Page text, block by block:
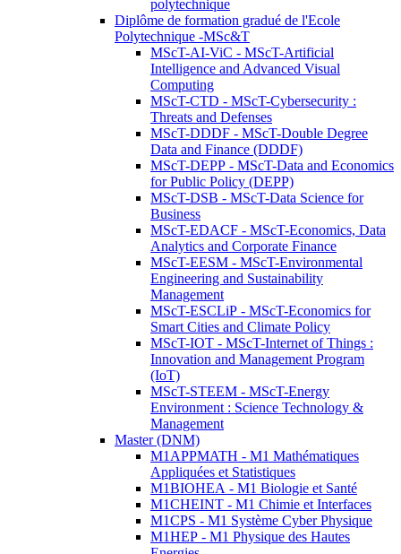
polytechnique
Diplôme de formation gradué de l'Ecole
Polytechnique -MSc&T
MScT-AI-ViC - MScT-Artificial
Intelligence and Advanced Visual
Computing
MScT-CTD - MScT-Cybersecurity :
Threats and Defenses
MScT-DDDF - MScT-Double Degree
Data and Finance (DDDF)
MScT-DEPP - MScT-Data and Economics
for Public Policy (DEPP)
MScT-DSB - MScT-Data Science for
Business
MScT-EDACF - MScT-Economics, Data
Analytics and Corporate Finance
MScT-EESM - MScT-Environmental
Engineering and Sustainability
Management
MScT-ESCLiP - MScT-Economics for
Smart Cities and Climate Policy
MScT-IOT - MScT-Internet of Things :
Innovation and Management Program
(IoT)
MScT-STEEM - MScT-Energy
Environment : Science Technology &
Management
Master (DNM)
M1APPMATH - M1 Mathématiques
Appliquées et Statistiques
M1BIOHEA - M1 Biologie et Santé
M1CHEINT - M1 Chimie et Interfaces
M1CPS - M1 Système Cyber Physique
M1HEP - M1 Physique des Hautes